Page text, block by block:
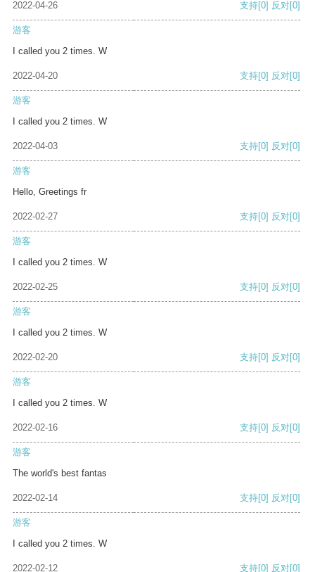
2022-04-26 支持[0] 反对[0]
游客
I called you 2 times. W
2022-04-20 支持[0] 反对[0]
游客
I called you 2 times. W
2022-04-03 支持[0] 反对[0]
游客
Hello, Greetings fr
2022-02-27 支持[0] 反对[0]
游客
I called you 2 times. W
2022-02-25 支持[0] 反对[0]
游客
I called you 2 times. W
2022-02-20 支持[0] 反对[0]
游客
I called you 2 times. W
2022-02-16 支持[0] 反对[0]
游客
The world's best fantas
2022-02-14 支持[0] 反对[0]
游客
I called you 2 times. W
2022-02-12 支持[0] 反对[0]